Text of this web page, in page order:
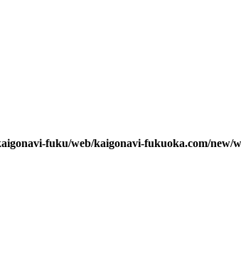
fuku/web/kaigonavi-fukuoka.com/new/